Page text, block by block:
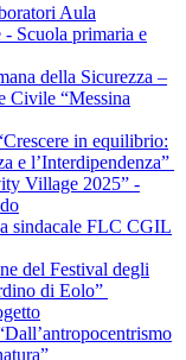
Aula
Scuola primaria e
della Sicurezza –
Civile “Messina
in equilibrio:
e l’Interdipendenza”
Village 2025” -
sindacale FLC CGIL
del Festival degli
di Eolo”